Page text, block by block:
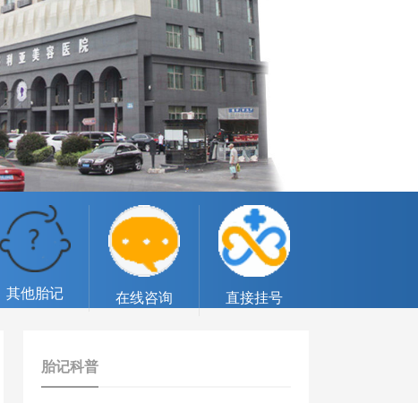
其他胎记 在线咨询 直接挂号
胎记科普